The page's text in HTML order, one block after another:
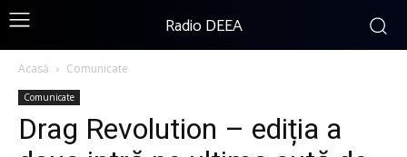
Radio DEEA
Acasă Comunicate
Comunicate
Drag Revolution – ediția a